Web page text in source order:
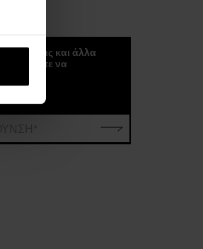
τάσεις και άλλα
να
μας :)